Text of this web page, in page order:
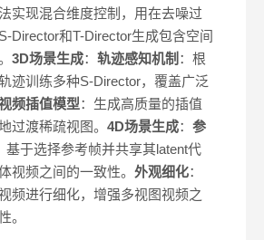
实现混合维度控制，用在去噪过
Director和T-Director生成包含空间
3D场景生成： 轨迹感知机制 ：根
迹训练多种S-Director，覆盖广泛
频插值模型：生成高质量的插值
过渡稀疏视图。 4D场景生成： 参
基于选择参考帧并共享其latent代
视频之间的一致性。 外观细化：
频进行细化，增强多视图视频之
。